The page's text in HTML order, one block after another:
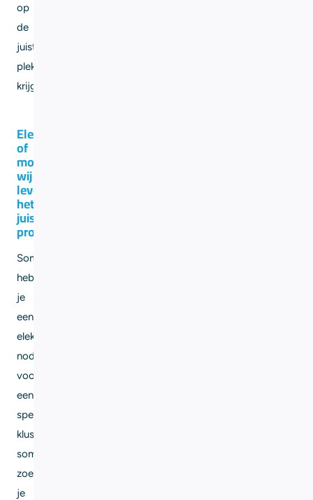
op
de
juiste
plek
krijgt.
Elektricien
of
monteur,
wij
leveren
het
juiste
profiel
Soms
heb
je
een
elektricien
nodig
voor
een
specifieke
klus,
soms
zoek
je